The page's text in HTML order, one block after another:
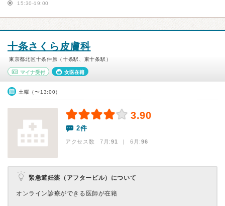
15:30-19:00
十条さくら皮膚科
東京都北区十条仲原（十条駅、東十条駅）
マイナ受付 女医在籍
土曜（〜13:00）
3.90
2件
アクセス数 7月:91 | 6月:96
緊急避妊薬（アフターピル）について
オンライン診療ができる医師が在籍